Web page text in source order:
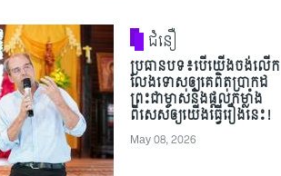
ជំនឿ
ប្រធានបទ៖បើយើងចង់លើក
លែងទោសឲ្យគេពិតប្រាកដ
ព្រះជាម្ចាស់និងផ្តល់កម្លាំង
ពិសេសឲ្យយើងធ្វើរឿងនេះ!
May 08, 2026